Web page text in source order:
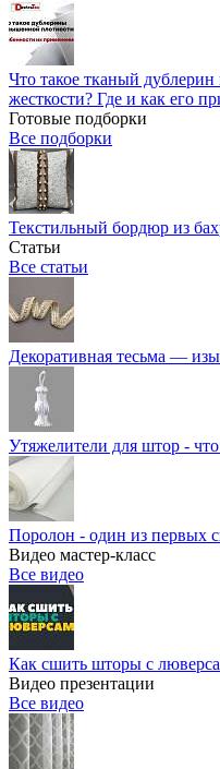
Что такое тканый
жесткости? Где и как его
Готовые подборки
Все подборки
Текстильный бордюр из
Статьи
Все статьи
Декоративная тесьма —
Утяжелители для штор - что
Поролон - один из первых
Видео мастер-класс
Все видео
Как сшить шторы с
Видео презентации
Все видео